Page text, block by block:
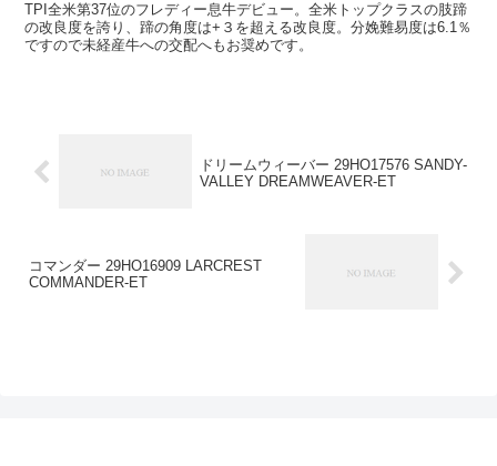
TPI全米第37位のフレディー息牛デビュー。全米トップクラスの肢蹄
の改良度を誇り、蹄の角度は+３を超える改良度。分娩難易度は6.1％
ですので未経産牛への交配へもお奨めです。
ドリームウィーバー 29HO17576 SANDY-
VALLEY DREAMWEAVER-ET
コマンダー 29HO16909 LARCREST
COMMANDER-ET